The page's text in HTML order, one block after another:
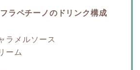
ラペチーノのドリンク構成
ラメルソース
ーム